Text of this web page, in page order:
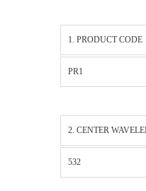
1. PRODUCT CODE
PR1
2. CENTER
532